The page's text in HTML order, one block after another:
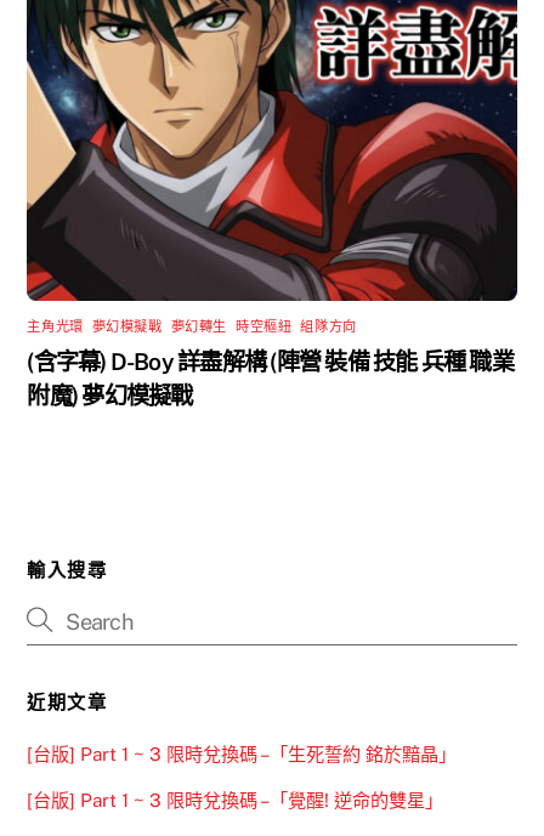
主角光環 夢幻模擬戰 夢幻轉生 ,時空樞紐 ,組隊方向
(含字幕) D-Boy 詳盡解構 (陣營 裝備 技能 兵種 職業
附魔) 夢幻模擬戰
輸入搜尋
近期文章
[台版] Part 1 ~ 3 限時兌換碼 –「生死誓約 銘於黯晶」
[台版] Part 1 ~ 3 限時兌換碼 –「覺醒! 逆命的雙星」